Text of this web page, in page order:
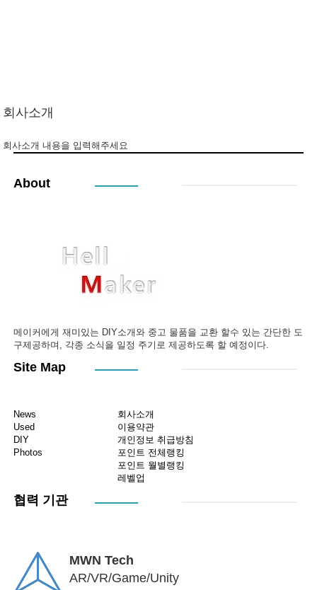
회사소개
회사소개 내용을 입력해주세요
About
메이커에게 재미있는 DIY소개와 중고 물품을 교환 할수 있는 간단한 도
구제공하며, 각종 소식을 일정 주기로 제공하도록 할 예정이다.
Site Map
News
Used
DIY
Photos
회사소개
이용약관
개인정보 취급방침
포인트 전체랭킹
포인트 월별랭킹
레벨업
협력 기관
MWN Tech
AR/VR/Game/Unity